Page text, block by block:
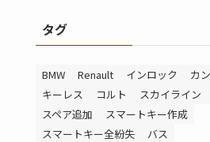
タグ
BMW Renault インロック
カ
キーレス
コルト スカイライン
スペア追加
スマートキー作成
スマートキー全紛失
バス